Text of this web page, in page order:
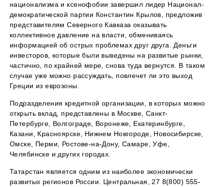
национализма и ксенофобии завершил лидер Национал-
демократической партии Константин Крылов, предложив
представителям Северного Кавказа оказывать
коллективное давление на власти, обмениваясь
информацией об острых проблемах друг друга. Деньги
инвесторов, которые были выведены на развитые рынки,
частично, по крайней мере, снова туда вернутся. В таком
случае уже можно рассуждать, повлечет ли это выход
Греции из еврозоны.
Подразделения кредитной организации, в которых можно
открыть вклад, представлены в Москве, Санкт-
Петербурге, Волгограде, Воронеже, Екатеринбурге,
Казани, Красноярске, Нижнем Новгороде, Новосибирске,
Омске, Перми, Ростове-на-Дону, Самаре, Уфе,
Челябинске и других городах.
Татарстан является одним из наиболее экономически
развитых регионов России. Центральная, 27 8(800) 555-